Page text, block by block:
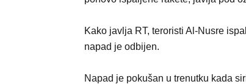
Kako javlja RT, teroristi Al-Nusre
napad je odbijen.
Napad je pokušan u trenutku kada